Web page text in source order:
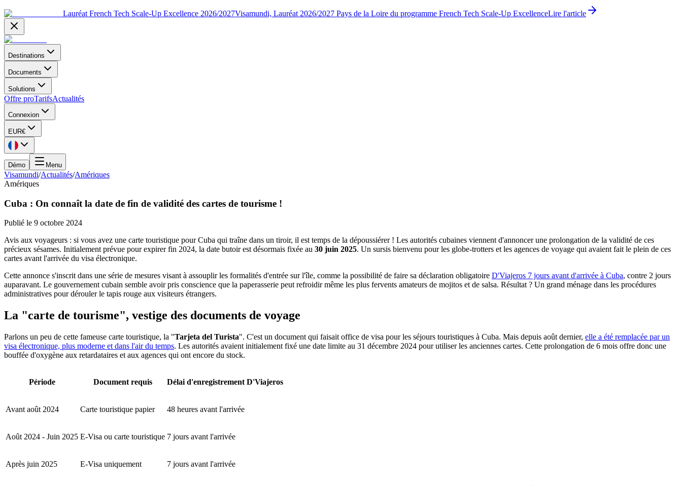
Lauréat French Tech Scale-Up Excellence 2026/2027Visamundi, Lauréat 2026/2027 Pays de la Loire du programme French Tech Scale-Up ExcellenceLire l'article
Destinations
Documents
Solutions
Offre proTarifsActualités
Connexion
EUR€
Démo Menu
Visamundi/Actualités/Amériques
Amériques
Cuba : On connaît la date de fin de validité des cartes de tourisme !
Publié le 9 octobre 2024
Avis aux voyageurs : si vous avez une carte touristique pour Cuba qui traîne dans un tiroir, il est temps de la dépoussiérer ! Les autorités cubaines viennent d'annoncer une prolongation de la validité de ces
précieux sésames. Initialement prévue pour expirer fin 2024, la date butoir est désormais fixée au 30 juin 2025. Un sursis bienvenu pour les globe-trotters et les agences de voyage qui avaient fait le plein de ces
cartes avant l'arrivée du visa électronique.
Cette annonce s'inscrit dans une série de mesures visant à assouplir les formalités d'entrée sur l'île, comme la possibilité de faire sa déclaration obligatoire D'Viajeros 7 jours avant d'arrivée à Cuba, contre 2 jours
auparavant. Le gouvernement cubain semble avoir pris conscience que la paperasserie peut refroidir même les plus fervents amateurs de mojitos et de salsa. Résultat ? Un grand ménage dans les procédures
administratives pour dérouler le tapis rouge aux visiteurs étrangers.
La "carte de tourisme", vestige des documents de voyage
Parlons un peu de cette fameuse carte touristique, la "Tarjeta del Turista". C'est un document qui faisait office de visa pour les séjours touristiques à Cuba. Mais depuis août dernier, elle a été remplacée par un
visa électronique, plus moderne et dans l'air du temps. Les autorités avaient initialement fixé une date limite au 31 décembre 2024 pour utiliser les anciennes cartes. Cette prolongation de 6 mois offre donc une
bouffée d'oxygène aux retardataires et aux agences qui ont encore du stock.
Période Document requis Délai d'enregistrement D'Viajeros
Avant août 2024 Carte touristique papier 48 heures avant l'arrivée
Août 2024 - Juin 2025 E-Visa ou carte touristique 7 jours avant l'arrivée
Après juin 2025 E-Visa uniquement 7 jours avant l'arrivée